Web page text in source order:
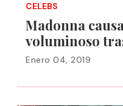
CELEBS
Madonna
voluminoso
Enero 04, 2019